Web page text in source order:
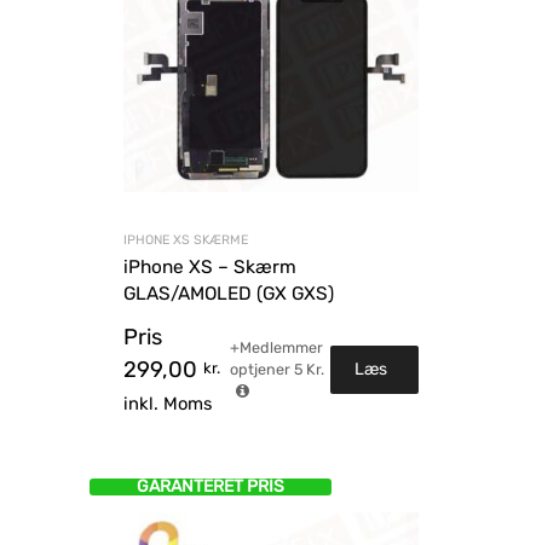
IPHONE XS SKÆRME
iPhone XS – Skærm
GLAS/AMOLED (GX GXS)
Pris
299,00 kr.
inkl. Moms
+Medlemmer
optjener5 Kr. Læs
GARANTERET PRIS